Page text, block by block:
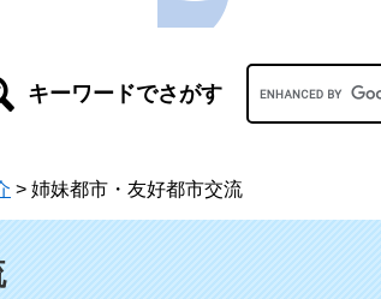
Googleカスタ
> 姉妹都市・友好都市交流